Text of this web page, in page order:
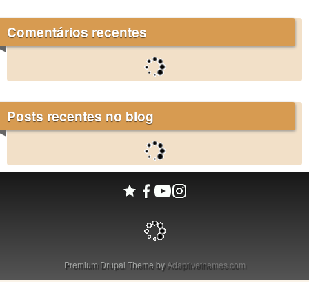
Comentários recentes
Posts recentes no blog
Premium Drupal Theme byAdaptivethemes.com